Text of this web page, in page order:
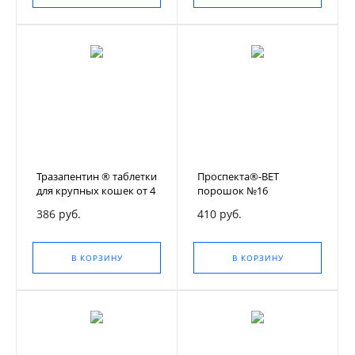
Тразапентин ® таблетки
для крупных кошек от 4
386 руб.
В КОРЗИНУ
Проспекта®-ВЕТ
порошок №16
410 руб.
В КОРЗИНУ